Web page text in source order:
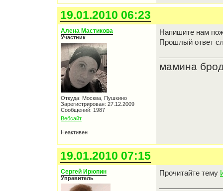
19.01.2010 06:23
Алена Мастикова
Участник
Откуда: Москва, Пушкино
Зарегистрирован: 27.12.2009
Сообщений: 1987
Вебсайт
Напишите нам
Прошлый ответ
мамина
Неактивен
19.01.2010 07:15
Сергей Ирюпин
Управитель
Прочитайте тему